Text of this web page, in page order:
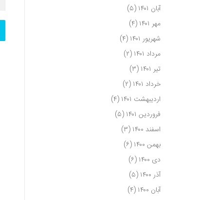
آبان ۱۴۰۱
(۵)
مهر ۱۴۰۱
(۴)
شهریور ۱۴۰۱
(۴)
مرداد ۱۴۰۱
(۲)
تیر ۱۴۰۱
(۳)
خرداد ۱۴۰۱
(۲)
اردیبهشت ۱۴۰۱
(۴)
فروردین ۱۴۰۱
(۵)
اسفند ۱۴۰۰
(۳)
بهمن ۱۴۰۰
(۶)
دی ۱۴۰۰
(۶)
آذر ۱۴۰۰
(۵)
آبان ۱۴۰۰
(۴)